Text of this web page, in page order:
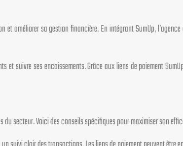
améliorer sa gestion financière. En intégrant SumUp,
suivre ses encaissements. Grâce aux liens de paiement
du secteur. Voici des conseils spécifiques pour maximiser son